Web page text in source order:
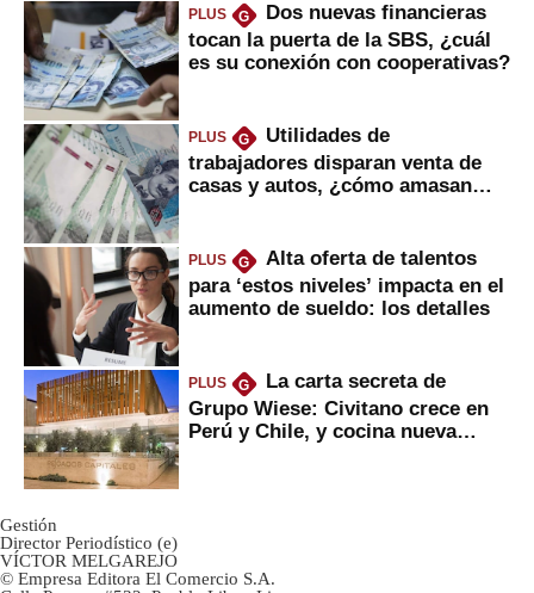
PLUS G
Dos nuevas financieras
tocan la puerta de la SBS, ¿cuál
es su conexión con cooperativas?
PLUS G
Utilidades de
trabajadores disparan venta de
casas y autos, ¿cómo amasan
PLUS G
Alta oferta de talentos
para ‘estos niveles’ impacta en el
aumento de sueldo: los detalles
PLUS G
La carta secreta de
Grupo Wiese: Civitano crece en
Perú y Chile, y cocina nueva
Gestión
Director Periodístico (e)
VÍCTOR MELGAREJO
© Empresa Editora El Comercio S.A.